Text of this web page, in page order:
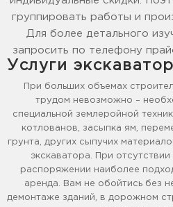
группировать работы и
Для более детального
запросить по телефону
Услуги
При больших объемах
трудом невозможно –
специальной землеройной
котлованов, засыпка ям,
грунта, других сыпучих
экскаватора. При
распоряжении наиболее
аренда. Вам не обойтись без
демонтаже зданий, в дорожном